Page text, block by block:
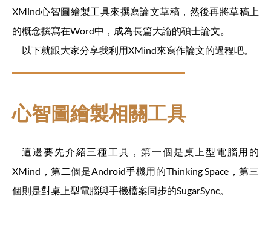
XMind心智圖繪製工具來撰寫論文草稿，然後再將草稿上
的概念撰寫在Word中，成為長篇大論的碩士論文。
以下就跟大家分享我利用XMind來寫作論文的過程吧。
心智圖繪製相關工具
這邊要先介紹三種工具，第一個是桌上型電腦用的
XMind，第二個是Android手機用的Thinking Space，第三
個則是對桌上型電腦與手機檔案同步的SugarSync。